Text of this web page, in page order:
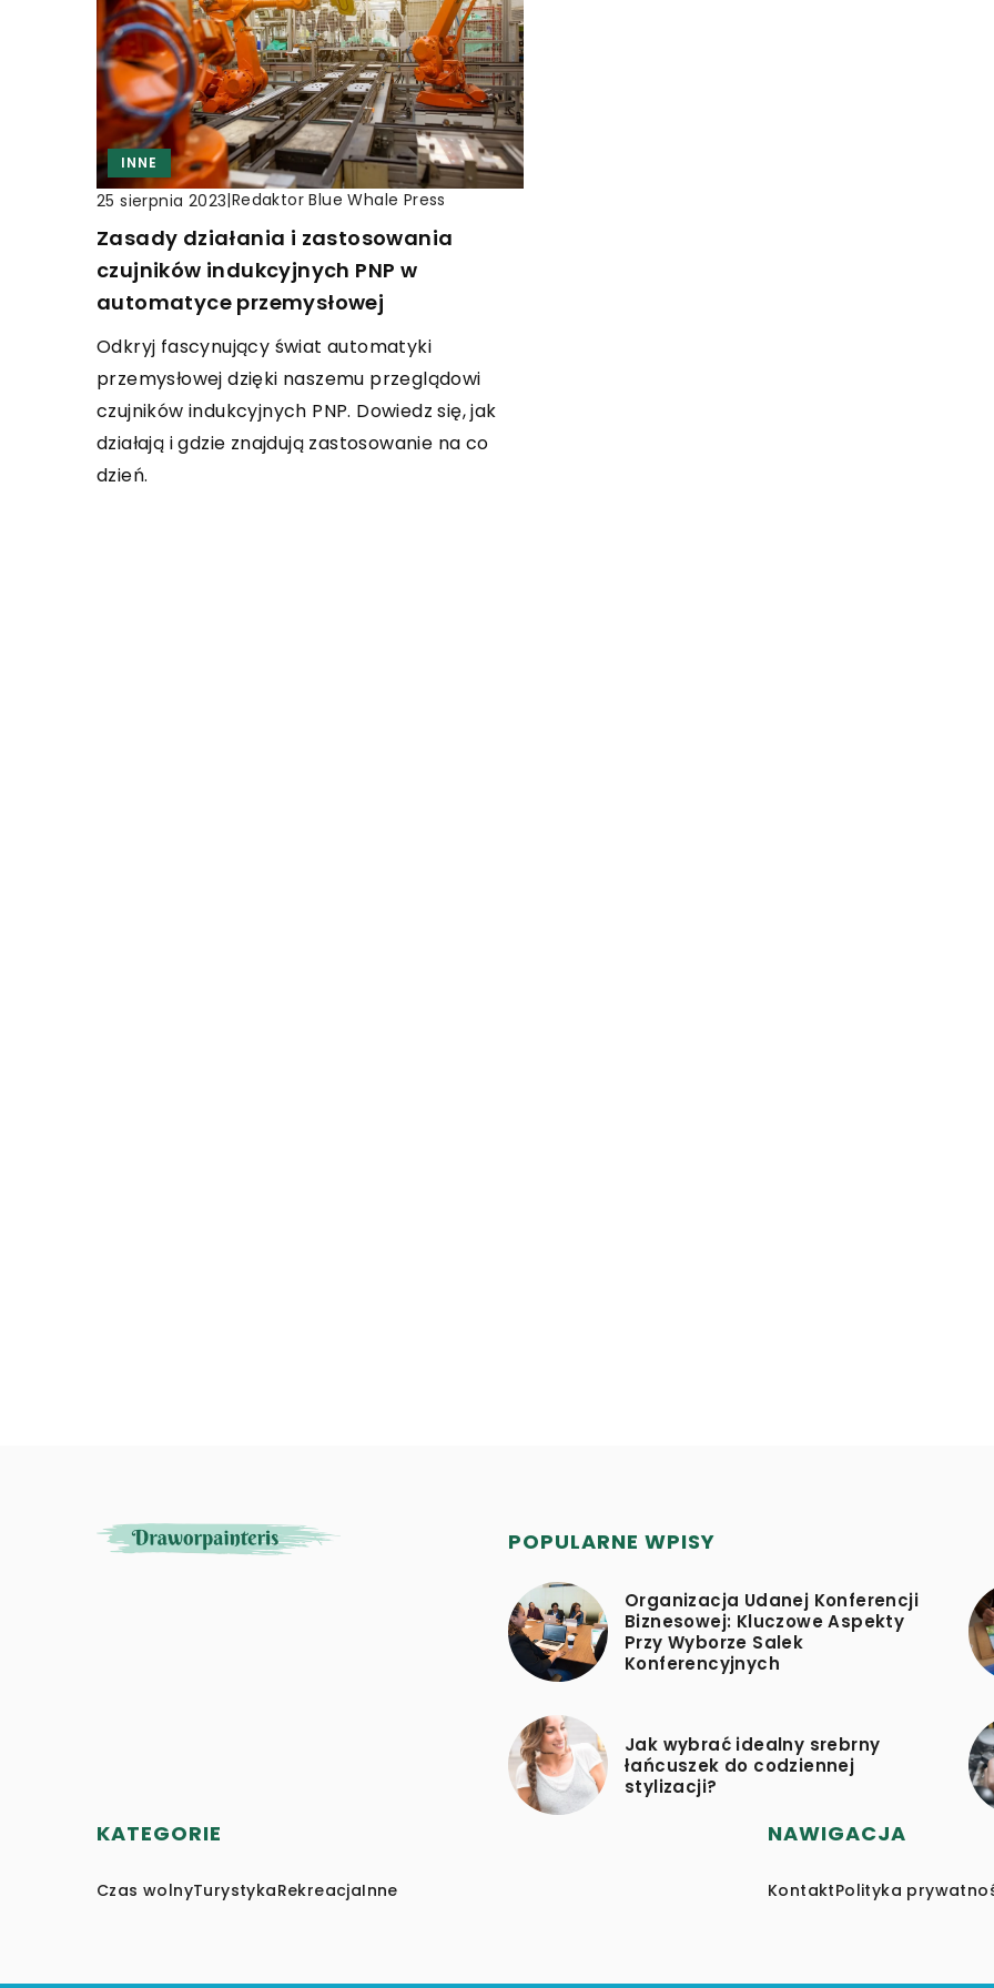
INNE
25 sierpnia 2023|Redaktor Blue Whale Press
Zasady działania i zastosowania
czujników indukcyjnych PNP w
automatyce przemysłowej
Odkryj fascynujący świat automatyki
przemysłowej dzięki naszemu przeglądowi
czujników indukcyjnych PNP. Dowiedz się, jak
działają i gdzie znajdują zastosowanie na co
dzień.
POPULARNE WPISY
Organizacja Udanej Konferencji
Biznesowej: Kluczowe Aspekty
Przy Wyborze Salek
Konferencyjnych
Jak wybrać idealny srebrny
łańcuszek do codziennej
stylizacji?
KATEGORIE
Czas wolnyTurystykaRekreacjaInne
NAWIGACJA
KontaktPolityka